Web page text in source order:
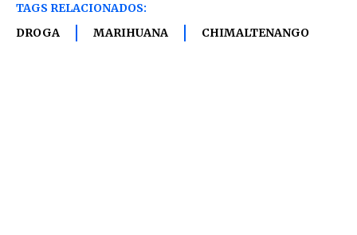
TAGS RELACIONADOS:
DROGA
MARIHUANA CHIMALTENANGO